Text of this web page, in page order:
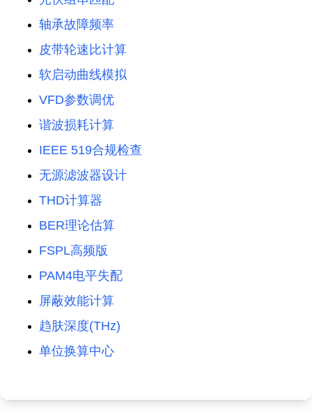
轴承故障频率
皮带轮速比计算
软启动曲线模拟
VFD参数调优
谐波损耗计算
IEEE 519合规检查
无源滤波器设计
THD计算器
BER理论估算
FSPL高频版
PAM4电平失配
屏蔽效能计算
趋肤深度(THz)
单位换算中心